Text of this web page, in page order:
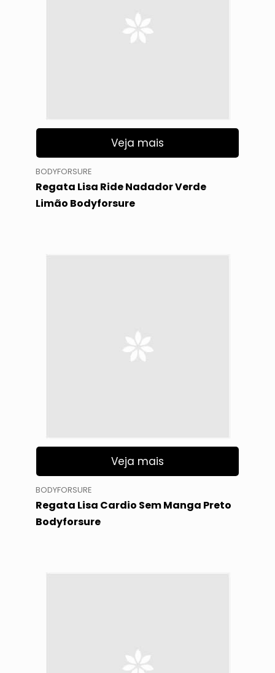
Veja mais
BODYFORSURE
Regata Lisa Ride Nadador Verde
Limão Bodyforsure
Veja mais
BODYFORSURE
Regata Lisa Cardio Sem Manga Preto
Bodyforsure